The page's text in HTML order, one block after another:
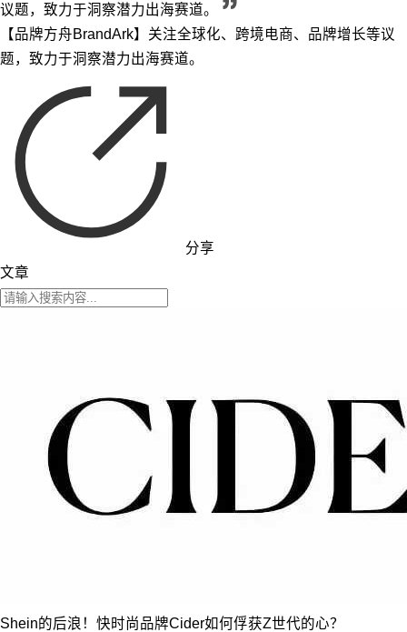
议题，致力于洞察潜力出海赛道。
【品牌方舟BrandArk】关注全球化、跨境电商、品牌增长等议
题，致力于洞察潜力出海赛道。
分享
文章
Shein的后浪！快时尚品牌Cider如何俘获Z世代的心？